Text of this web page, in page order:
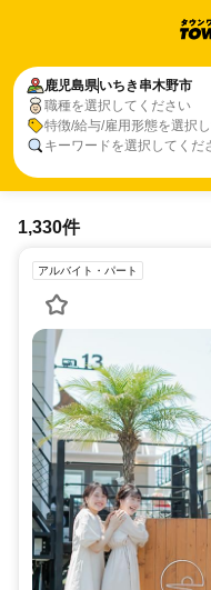
鹿児島県いちき串木野市
職種を選択してください
特徴/給与/雇用形態を選択
キーワードを選択してくだ
1,330件
アルバイト・パート